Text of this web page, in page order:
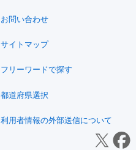
お問い合わせ
サイトマップ
フリーワードで探す
都道府県選択
利用者情報の外部送信について